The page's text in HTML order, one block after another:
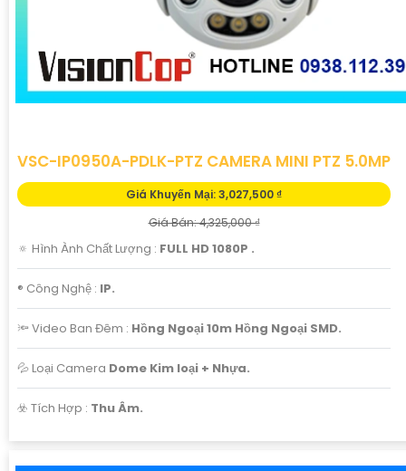
VSC-IP0950A-PDLK-PTZ CAMERA MINI PTZ 5.0MP
Giá Khuyến Mại: 3,027,500 ₫
Giá Bán: 4,325,000 ₫
🔅 Hình Ành Chất Lượng : FULL HD 1080P .
®️ Công Nghệ : IP.
🔦 Video Ban Đêm : Hồng Ngoại 10m Hồng Ngoại SMD.
💦 Loại Camera Dome Kim loại + Nhựa.
️☣️ Tích Hợp : Thu Âm.